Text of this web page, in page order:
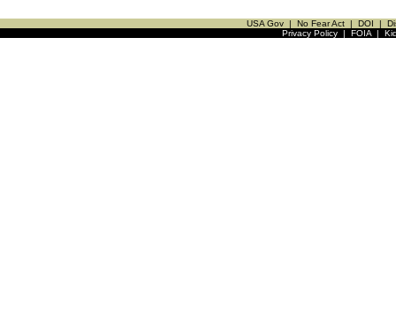
USA Gov | No Fear Act | DOI |
Privacy Policy| FOIA|